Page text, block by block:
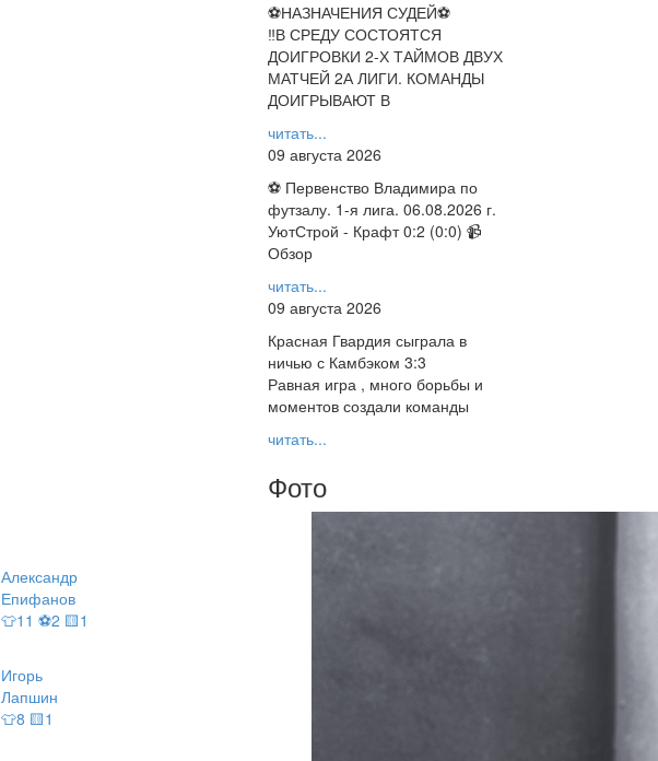
Александр
Епифанов
👕11 ⚽2 🟨1
Игорь
Лапшин
👕8 🟨1
⚽НАЗНАЧЕНИЯ СУДЕЙ⚽
‼В СРЕДУ СОСТОЯТСЯ
ДОИГРОВКИ 2-Х ТАЙМОВ ДВУХ
МАТЧЕЙ 2А ЛИГИ. КОМАНДЫ
ДОИГРЫВАЮТ В
читать...
09 августа 2026
⚽ Первенство Владимира по
футзалу. 1-я лига. 06.08.2026 г.
УютСтрой - Крафт 0:2 (0:0) 📹
Обзор
читать...
09 августа 2026
Красная Гвардия сыграла в
ничью с Камбэком 3:3
Равная игра , много борьбы и
моментов создали команды
читать...
Фото